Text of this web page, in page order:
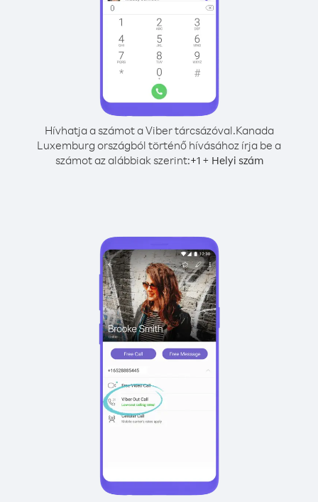
Hívhatja a számot a Viber tárcsázóval.Kanada
Luxemburg országból történő hívásához írja be a
számot az alábbiak szerint:+1+ Helyi szám